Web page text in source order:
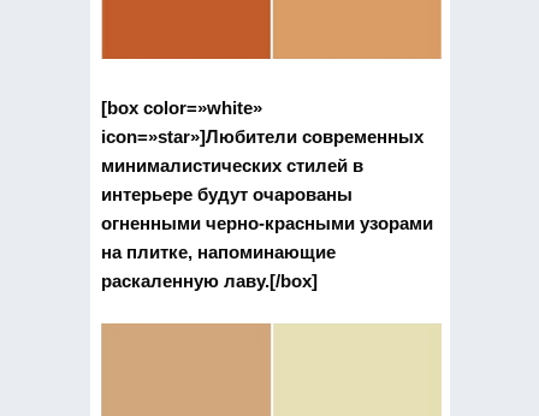
[box color=»white»
icon=»star»]Любители современных
минималистических стилей в
интерьере будут очарованы
огненными черно-красными узорами
на плитке, напоминающие
раскаленную лаву.[/box]